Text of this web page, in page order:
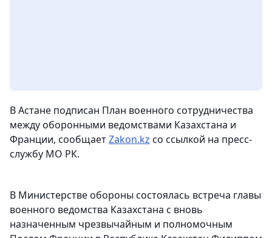
В Астане подписан План военного сотрудничества
между оборонными ведомствами Казахстана и
Франции, сообщаетZakon.kz со ссылкой на пресс-
службу МО РК.
В Министерстве обороны состоялась встреча главы
военного ведомства Казахстана с вновь
назначенным чрезвычайным и полномочным